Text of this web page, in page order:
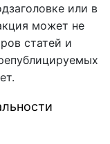
или в
может не
статей и